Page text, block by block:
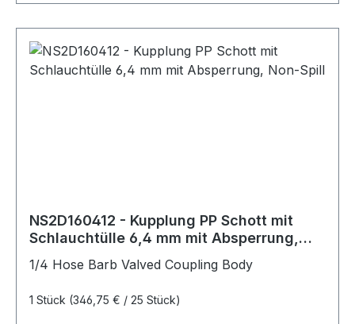
NS2D160412 - Kupplung PP Schott mit
Schlauchtülle 6,4 mm mit Absperrung,
1/4 Hose Barb Valved Coupling Body
1 Stück (346,75 € / 25 Stück)